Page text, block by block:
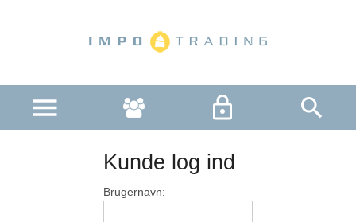
Kunde log ind
Brugernavn: